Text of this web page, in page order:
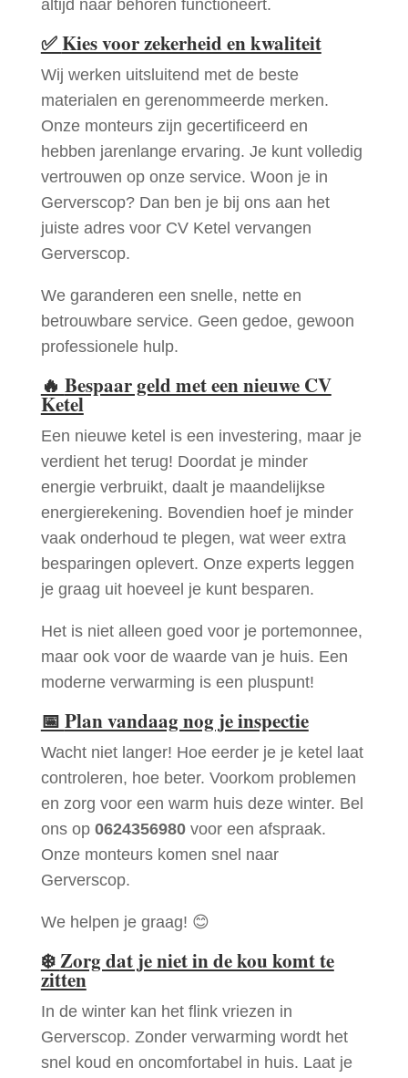
altijd naar behoren functioneert.
✅Kies voor zekerheid en kwaliteit
Wij werken uitsluitend met de beste
materialen en gerenommeerde merken.
Onze monteurs zijn gecertificeerd en
hebben jarenlange ervaring. Je kunt volledig
vertrouwen op onze service. Woon je in
Gerverscop? Dan ben je bij ons aan het
juiste adres voor CV Ketel vervangen
Gerverscop.
We garanderen een snelle, nette en
betrouwbare service. Geen gedoe, gewoon
professionele hulp.
🔥 Bespaar geld met een nieuwe CV
Ketel
Een nieuwe ketel is een investering, maar je
verdient het terug! Doordat je minder
energie verbruikt, daalt je maandelijkse
energierekening. Bovendien hoef je minder
vaak onderhoud te plegen, wat weer extra
besparingen oplevert. Onze experts leggen
je graag uit hoeveel je kunt besparen.
Het is niet alleen goed voor je portemonnee,
maar ook voor de waarde van je huis. Een
moderne verwarming is een pluspunt!
📅 Plan vandaag nog je inspectie
Wacht niet langer! Hoe eerder je je ketel laat
controleren, hoe beter. Voorkom problemen
en zorg voor een warm huis deze winter. Bel
ons op 0624356980voor een afspraak.
Onze monteurs komen snel naar
Gerverscop.
We helpen je graag! 😊
❄️Zorg dat je niet in de kou komt te
zitten
In de winter kan het flink vriezen in
Gerverscop. Zonder verwarming wordt het
snel koud en oncomfortabel in huis. Laat je